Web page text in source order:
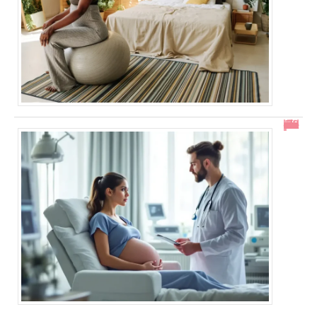
En combien de temps se résorbe un décollement placentaire ?